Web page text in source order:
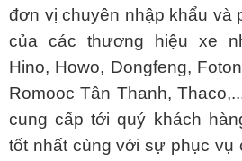
đơn vị chuyên nhập khẩu và
của các thương hiệu xe
Hino, Howo, Dongfeng,
Romooc Tân Thanh,
cung cấp tới quý khách
tốt nhất cùng với sự phục vụ